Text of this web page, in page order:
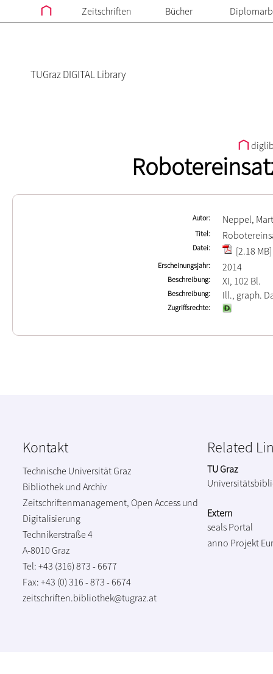
Zeitschriften Bücher
TUGraz DIGITAL Library
Autor Neppel,
Titel
Datei [2.18 MB]
Erscheinungsjahr 2014
Beschreibung XI, 102 Bl.
Beschreibung Ill., graph.
Zugriffsrechte
Kontakt
Technische Universität Graz
Bibliothek und Archiv
Zeitschriftenmanagement, Open Access und
Digitalisierung
Technikerstraße 4
A-8010 Graz
Tel: +43 (316) 873 - 6677
Fax: +43 (0) 316 - 873 - 6674
zeitschriften.bibliothek@tugraz.at
Related
TU Graz
Extern
seals Portal
anno Projekt